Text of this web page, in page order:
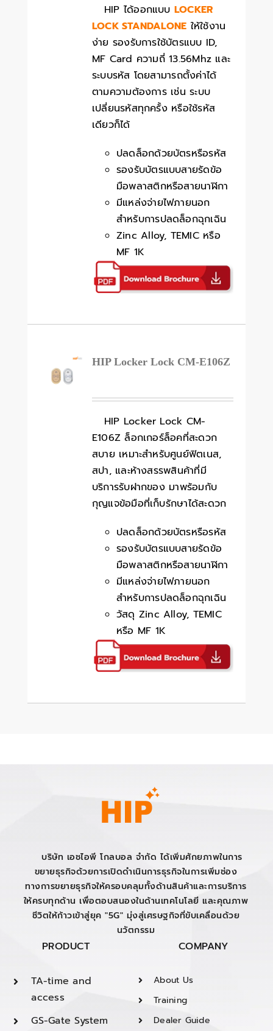
HIP ได้ออกแบบ LOCKER
LOCK STANDALONE ให้ใช้งาน
ง่าย รองรับการใช้บัตรแบบ ID,
MF Card ความถี่ 13.56Mhz และ
ระบบรหัส โดยสามารถตั้งค่าได้
ตามความต้องการ เช่น ระบบ
เปลี่ยนรหัสทุกครั้ง หรือใช้รหัส
เดียวก็ได้
ปลดล็อกด้วยบัตรหรือรหัส
รองรับบัตรแบบสายรัดข้อ
มือพลาสติกหรือสายนาฬิกา
มีแหล่งจ่ายไฟภายนอก
สำหรับการปลดล็อกฉุกเฉิน
Zinc Alloy, TEMIC หรือ
MF 1K
HIP Locker Lock CM-E106Z
HIP Locker Lock CM-
E106Z ล็อกเกอร์ล็อคที่สะดวก
สบาย เหมาะสำหรับศูนย์ฟิตเนส,
สปา, และห้างสรรพสินค้าที่มี
บริการรับฝากของ มาพร้อมกับ
กุญแจข้อมือที่เก็บรักษาได้สะดวก
ปลดล็อกด้วยบัตรหรือรหัส
รองรับบัตรแบบสายรัดข้อ
มือพลาสติกหรือสายนาฬิกา
มีแหล่งจ่ายไฟภายนอก
สำหรับการปลดล็อกฉุกเฉิน
วัสดุ Zinc Alloy, TEMIC
หรือ MF 1K
บริษัท เอชไอพี โกลบอล จำกัด ได้เพิ่มศักยภาพในการ
ขยายธุรกิจด้วยการเปิดดำเนินการธุรกิจในการเพิ่มช่อง
ทางการขยายธุรกิจให้ครอบคลุมทั้งด้านสินค้าและการบริการ
ให้ครบทุกด้าน เพื่อตอบสนองในด้านเทคโนโลยี และคุณภาพ
ชีวิตให้ก้าวเข้าสู่ยุค "5G" มุ่งสู่เศรษฐกิจที่ขับเคลื่อนด้วย
นวัตกรรม
PRODUCT
TA-time and
access
GS-Gate System
COMPANY
About Us
Training
Dealer Guide